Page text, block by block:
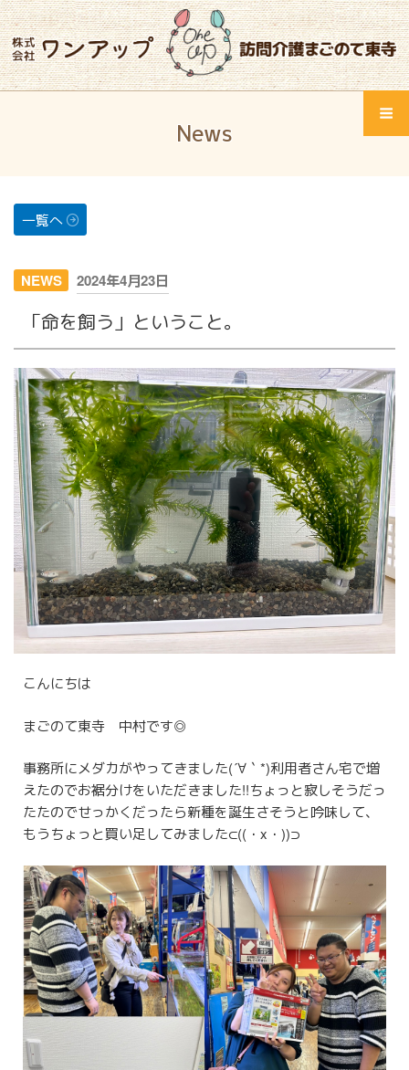
コ
ン
テ
ン
ツ
サービス紹介
会社概要
採用情報
採用の流れ
採用情報
採用エントリーフォーム
お問い合わせ
お知らせ
News
一覧へ
NEWS
投
稿
日:
2024年4月23日
「命を飼う」ということ。
こんにちは
まごのて東寺 中村です◎
事務所にメダカがやってきました(´∀｀*)利用者さん宅で増
えたのでお裾分けをいただきました!!ちょっと寂しそうだっ
たたのでせっかくだったら新種を誕生さそうと吟味して、
もうちょっと買い足してみました⊂((・x・))⊃